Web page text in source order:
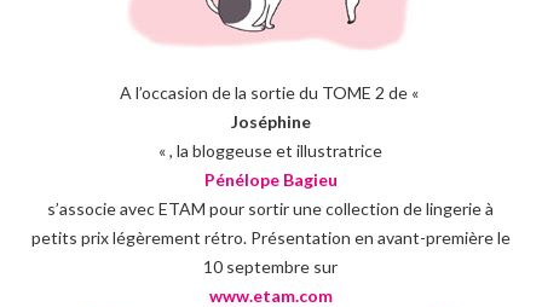
A l’occasion de la sortie du TOME 2 de «
Joséphine
« , la bloggeuse et illustratrice
Pénélope Bagieu
s’associe avec ETAM pour sortir une collection de lingerie à
petits prix légèrement rétro. Présentation en avant-première le
10 septembre sur
www.etam.com